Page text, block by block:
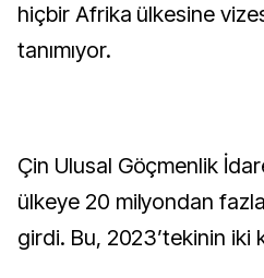
hiçbir Afrika ülkesine
tanımıyor.
Çin Ulusal Göçmenlik
ülkeye 20 milyondan
girdi. Bu, 2023’tekinin iki